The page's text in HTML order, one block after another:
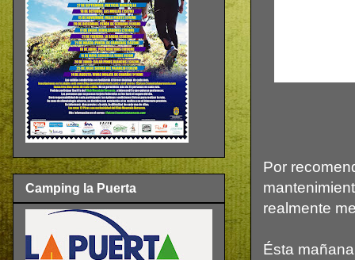
Por
realmente
Ésta
Camping la Puerta